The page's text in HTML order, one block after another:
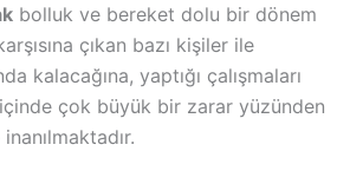
bolluk ve bereket dolu bir dönem
çıkan bazı kişiler ile
kalacağına, yaptığı çalışmaları
çok büyük bir zarar yüzünden